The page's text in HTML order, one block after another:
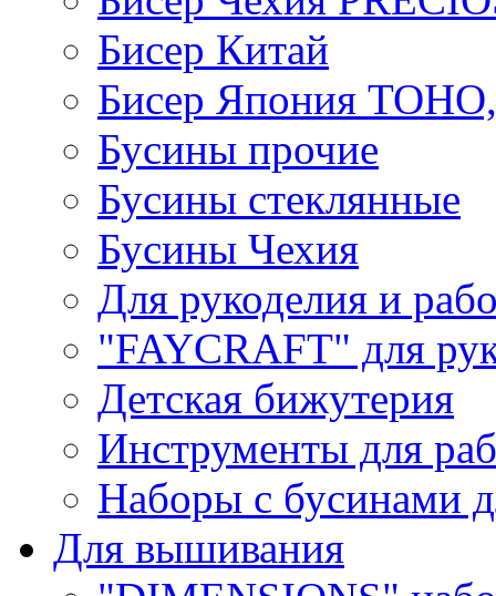
Бисер Китай
Бисер Япония
Бусины прочие
Бусины стеклянные
Бусины Чехия
Для рукоделия и
"FAYCRAFT" для
Детская бижутерия
Инструменты для
Наборы с бусинами
Для вышивания